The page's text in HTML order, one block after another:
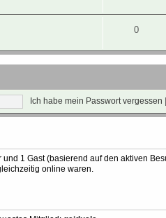
0
Ich habe mein Passwort vergessen
1 Gast (basierend auf den aktiven
online waren.